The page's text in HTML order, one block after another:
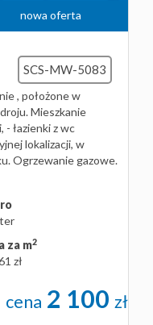
nowa oferta
SCS-MW-5083
, położone w
Mieszkanie
- łazienki z wc
lokalizacji, w
Ogrzewanie gazowe.
za m2
zł
cena 2 100 zł